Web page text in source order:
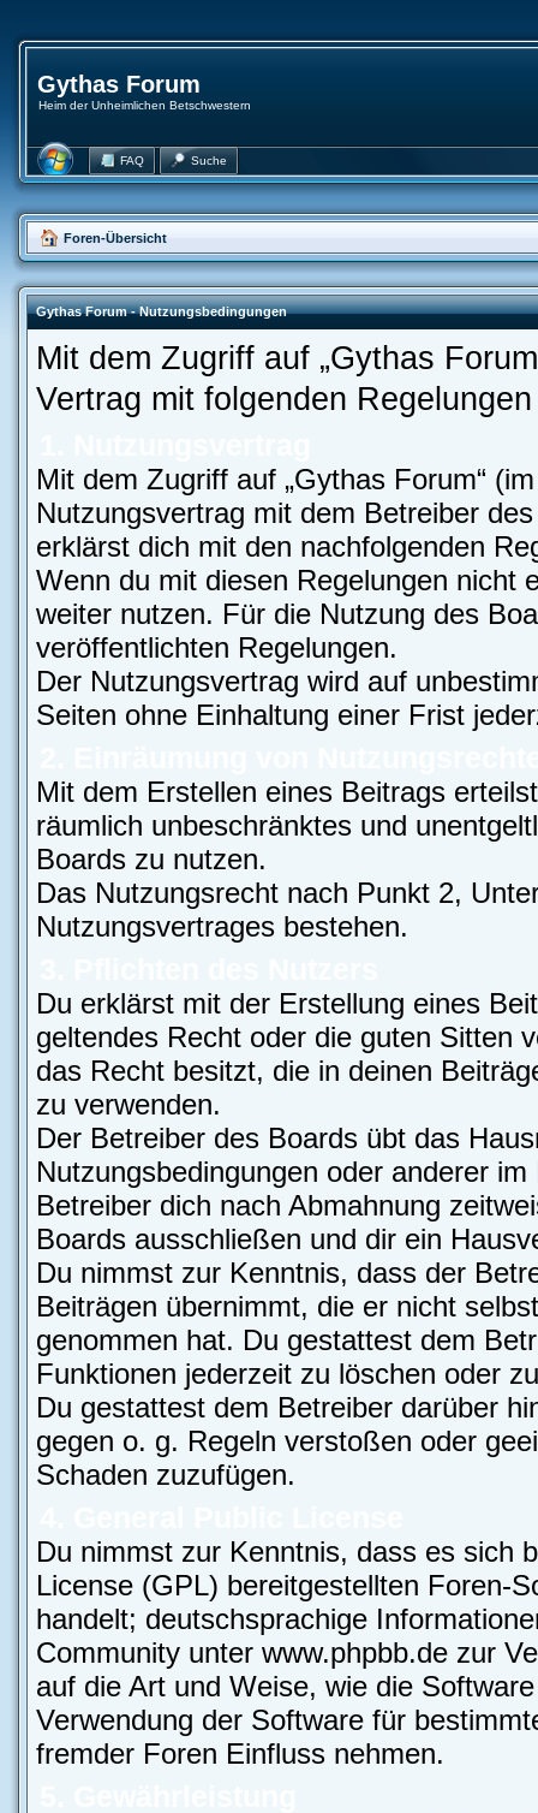
Gythas Forum
Heim der Unheimlichen Betschwestern
FAQ Suche
Foren-Übersicht
Gythas Forum - Nutzungsbedingungen
Mit dem Zugriff auf „Gythas
Vertrag mit folgenden
Mit dem Zugriff auf „Gythas Forum“
Nutzungsvertrag mit dem Betreiber
erklärst dich mit den nachfolgenden
Wenn du mit diesen Regelungen nicht
weiter nutzen. Für die Nutzung des
veröffentlichten Regelungen.
Der Nutzungsvertrag wird auf
Seiten ohne Einhaltung einer Frist
Mit dem Erstellen eines Beitrags
räumlich unbeschränktes und
Boards zu nutzen.
Das Nutzungsrecht nach Punkt 2,
Nutzungsvertrages bestehen.
Du erklärst mit der Erstellung eines
geltendes Recht oder die guten Sitten
das Recht besitzt, die in deinen
zu verwenden.
Der Betreiber des Boards übt das
Nutzungsbedingungen oder anderer
Betreiber dich nach Abmahnung
Boards ausschließen und dir ein
Du nimmst zur Kenntnis, dass der
Beiträgen übernimmt, die er nicht
genommen hat. Du gestattest dem
Funktionen jederzeit zu löschen oder
Du gestattest dem Betreiber darüber
gegen o. g. Regeln verstoßen oder
Schaden zuzufügen.
Du nimmst zur Kenntnis, dass es sich
License (GPL) bereitgestellten Foren-
handelt; deutschsprachige
Community unter www.phpbb.de zur
auf die Art und Weise, wie die
Verwendung der Software für
fremder Foren Einfluss nehmen.